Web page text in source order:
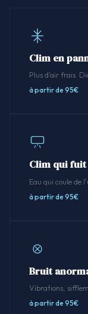
Clim en
Plus d'air frais.
à partir de 95€
Clim qui fuit
Eau qui coule de
à partir de 95€
Bruit
Vibrations,
à partir de 95€